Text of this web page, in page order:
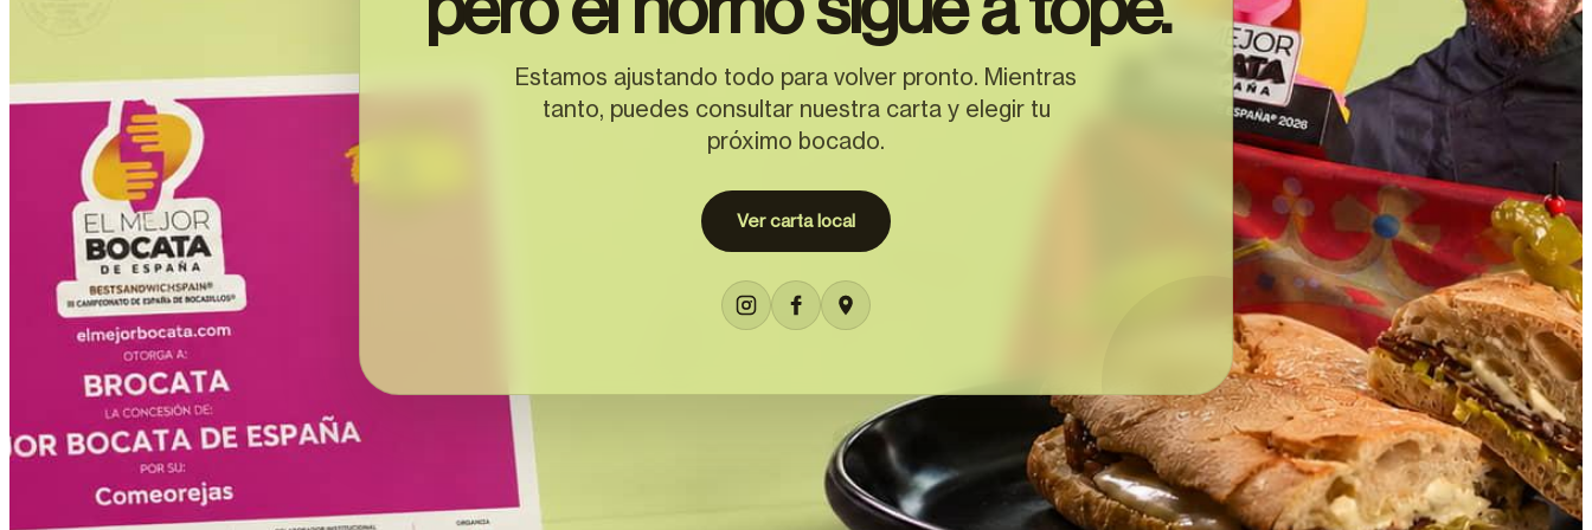
Estamos ajustando todo para volver pronto. Mientras
tanto, puedes consultar nuestra carta y elegir tu
próximo bocado.
Ver carta local